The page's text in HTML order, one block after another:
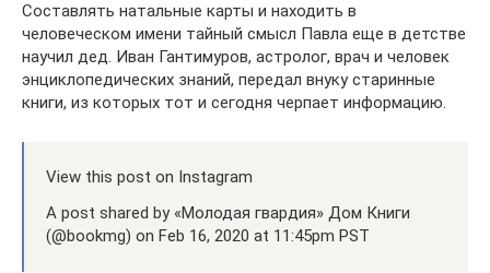
Составлять натальные карты и находить в
человеческом имени тайный смысл Павла еще в детстве
научил дед. Иван Гантимуров, астролог, врач и человек
энциклопедических знаний, передал внуку старинные
книги, из которых тот и сегодня черпает информацию.
View this post on Instagram
A post shared by «Молодая гвардия» Дом Книги
(@bookmg) on Feb 16, 2020 at 11:45pm PST